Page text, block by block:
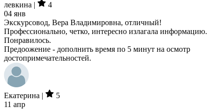
левкина |
4
04 янв
Экскурсовод, Вера Владимировна, отличный!
Профессионально, четко, интересно излагала информацию.
Понравилось.
Предоожение - дополнить время по 5 минут на осмотр
достопримечательностей.
Екатерина |
5
11 апр